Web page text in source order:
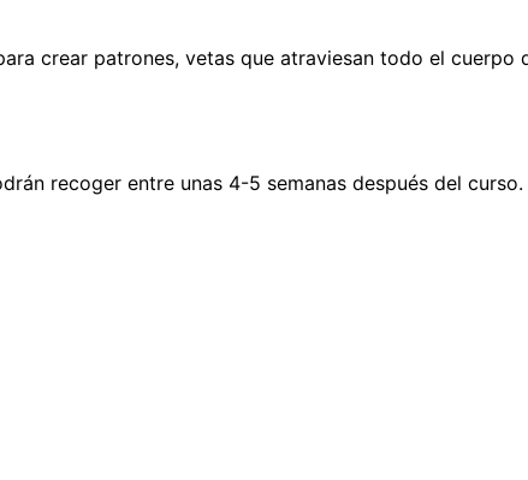
crear patrones, vetas que atraviesan todo el
recoger entre unas 4-5 semanas después del curso.